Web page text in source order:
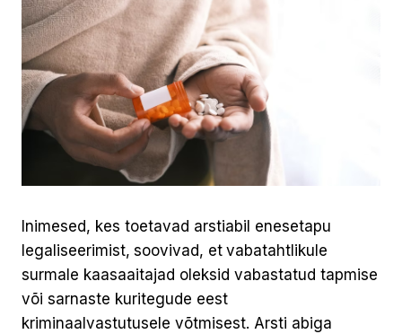
Inimesed, kes toetavad arstiabil enesetapu
legaliseerimist, soovivad, et vabatahtlikule
surmale kaasaaitajad oleksid vabastatud tapmise
või sarnaste kuritegude eest
kriminaalvastutusele võtmisest. Arsti abiga